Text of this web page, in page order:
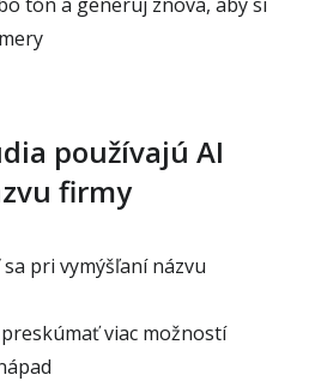
používajú AI
firmy
pri vymýšľaní názvu
viac možností